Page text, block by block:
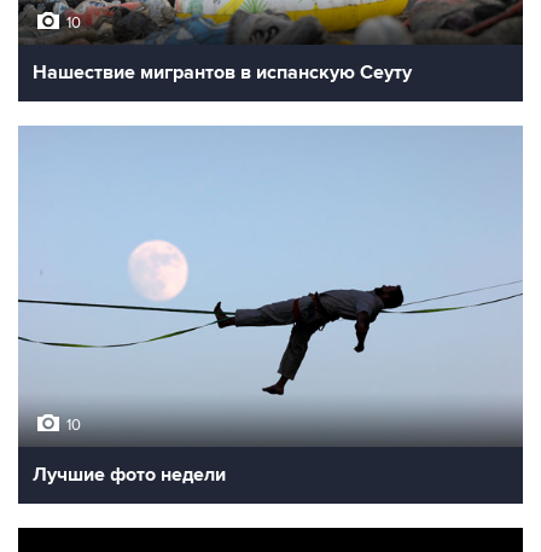
10
Нашествие мигрантов в испанскую Сеуту
10
Лучшие фото недели